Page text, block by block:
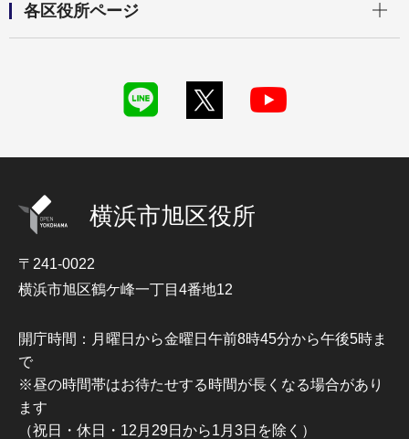
各区役所ページ
横浜市旭区役所
〒241-0022
横浜市旭区鶴ケ峰一丁目4番地12
開庁時間：月曜日から金曜日午前8時45分から午後5時ま
で
※昼の時間帯はお待たせする時間が長くなる場合があり
ます
（祝日・休日・12月29日から1月3日を除く）